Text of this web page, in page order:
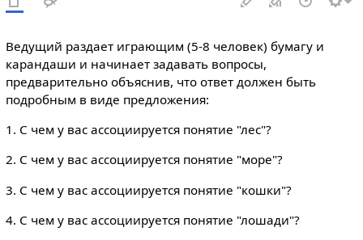
Ведущий раздает играющим (5-8 человек) бумагу и
карандаши и начинает задавать вопросы,
предварительно объяснив, что ответ должен быть
подробным в виде предложения:
1. С чем у вас ассоциируется понятие "лес"?
2. С чем у вас ассоциируется понятие "море"?
3. С чем у вас ассоциируется понятие "кошки"?
4. С чем у вас ассоциируется понятие "лошади"?